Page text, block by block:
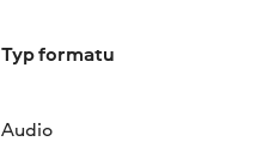
Typ formatu
Audio